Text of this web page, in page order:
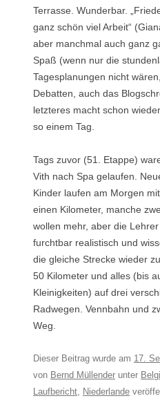
Terrasse. Wunderbar.
ganz schön viel Arbeit“
aber manchmal auch ganz
Spaß (wenn nur die
Tagesplanungen nicht
Debatten, auch das
letzteres macht schon
so einem Tag.
Tags zuvor (51. Etappe)
Vith nach Spa gelaufen.
Kinder laufen am Morgen
einen Kilometer, manche
wollen mehr, aber die
furchtbar realistisch und
die gleiche Strecke wieder
50 Kilometer und alles (bis
Kleinigkeiten) auf drei
Radwegen. Vennbahn und
Weg.
Dieser Beitrag wurde am 17.
von Bernd Müllender unter
Laufbericht, Niederlande